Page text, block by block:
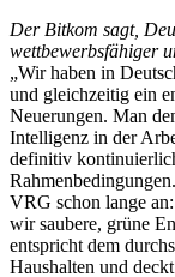
Der Bitkom sagt,
wettbewerbsfähiger
„Wir haben in
und gleichzeitig ein
Neuerungen. Man
Intelligenz in der
definitiv
VRG schon lange
wir saubere, grüne
entspricht dem
Haushalten und